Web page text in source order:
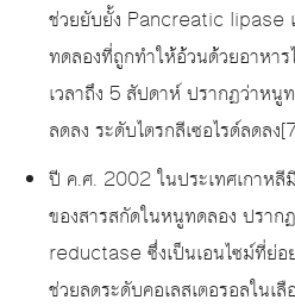
ช่วยยับยั้ง Pancreatic lipase
ทดลองที่ถูกทำให้อ้วนด้วยอาหาร
เวลาถึง 5 สัปดาห์ ปรากฏว่าหนู
ลดลง ระดับไตรกลีเซอไรด์ลดลง
ปี ค.ศ. 2002 ในประเทศเกาหลี
ของสารสกัดในหนูทดลอง ปรา
reductase ซึ่งเป็นเอนไซม์ที่ย่อ
ช่วยลดระดับคอเลสเตอรอลในเ